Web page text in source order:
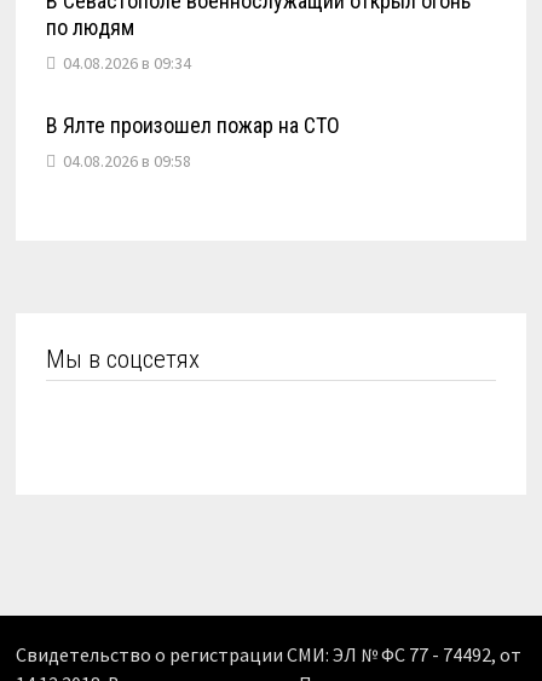
по людям
04.08.2026 в 09:34
В Ялте произошел пожар на СТО
04.08.2026 в 09:58
Мы в соцсетях
Свидетельство о регистрации СМИ: ЭЛ № ФС 77 - 74492, от